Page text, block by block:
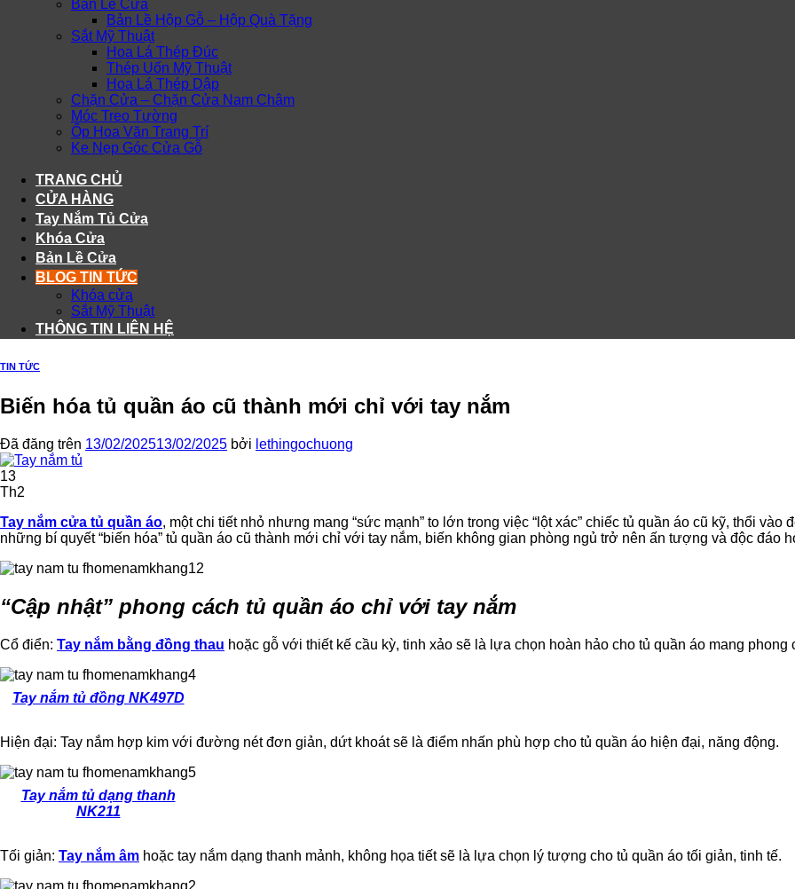
Bản Lề Cửa
Bản Lề Hộp Gỗ – Hộp Quà Tặng
Sắt Mỹ Thuật
Hoa Lá Thép Đúc
Thép Uốn Mỹ Thuật
Hoa Lá Thép Dập
Chặn Cửa – Chặn Cửa Nam Châm
Móc Treo Tường
Ốp Hoa Văn Trang Trí
Ke Nẹp Góc Cửa Gỗ
TRANG CHỦ
CỬA HÀNG
Tay Nắm Tủ Cửa
Khóa Cửa
Bản Lề Cửa
BLOG TIN TỨC
Khóa cửa
Sắt Mỹ Thuật
THÔNG TIN LIÊN HỆ
TIN TỨC
Biến hóa tủ quần áo cũ thành mới chỉ với tay nắm
Đã đăng trên 13/02/202513/02/2025 bởi lethingochuong
13
Th2
Tay nắm cửa tủ quần áo, một chi tiết nhỏ nhưng mang “sức mạnh” to lớn trong việc “lột xác” chiếc tủ quần áo cũ kỹ, thổi
những bí quyết “biến hóa” tủ quần áo cũ thành mới chỉ với tay nắm, biến không gian phòng ngủ trở nên ấn tượng và độc đáo
“Cập nhật” phong cách tủ quần áo chỉ với tay nắm
Cổ điển: Tay nắm bằng đồng thau hoặc gỗ với thiết kế cầu kỳ, tinh xảo sẽ là lựa chọn hoàn hảo cho tủ quần áo mang phong
Tay nắm tủ đồng NK497D
Hiện đại: Tay nắm hợp kim với đường nét đơn giản, dứt khoát sẽ là điểm nhấn phù hợp cho tủ quần áo hiện đại, năng động.
Tay nắm tủ dạng thanh
NK211
Tối giản: Tay nắm âm hoặc tay nắm dạng thanh mảnh, không họa tiết sẽ là lựa chọn lý tượng cho tủ quần áo tối giản, tinh tế.